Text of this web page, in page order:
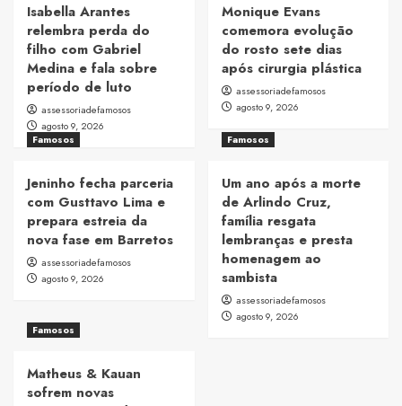
Isabella Arantes
relembra perda do
filho com Gabriel
Medina e fala sobre
período de luto
assessoriadefamosos
agosto 9, 2026
Monique Evans
comemora evolução
do rosto sete dias
após cirurgia plástica
assessoriadefamosos
agosto 9, 2026
Famosos
Jeninho fecha parceria
com Gusttavo Lima e
prepara estreia da
nova fase em Barretos
assessoriadefamosos
agosto 9, 2026
Famosos
Um ano após a morte
de Arlindo Cruz,
família resgata
lembranças e presta
homenagem ao
sambista
assessoriadefamosos
agosto 9, 2026
Famosos
Matheus & Kauan
sofrem novas